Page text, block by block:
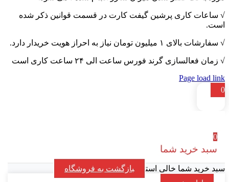
√ ساعات کاری پرشین گیفت کارت در قسمت قوانین ذکر شده
است.
√ سفارشات بالای ۱ میلیون تومان نیاز به احراز هویت خریدار دارد.
√ زمان فعالسازی گرند فورس ساعت الی ۲۴ ساعت کاری است
Page load link
0
0
سبد خرید شما
سبد خرید شما خالی است بازگشت به فروشگاه